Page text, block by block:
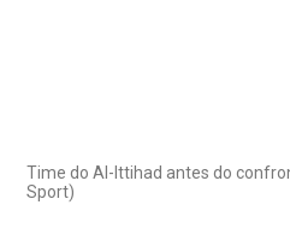
Time do Al-Ittihad antes do
Sport)